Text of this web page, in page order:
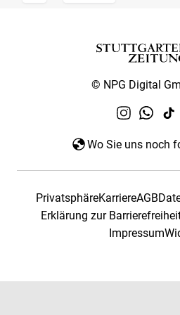
© NPG Digital
Wo Sie uns noch
PrivatsphäreKarriereAGB
Erklärung zur
Impressum